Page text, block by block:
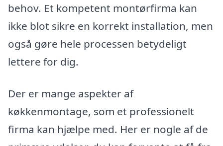
behov. Et kompetent montørfirma kan
ikke blot sikre en korrekt installation, men
også gøre hele processen betydeligt
lettere for dig.
Der er mange aspekter af
køkkenmontage, som et professionelt
firma kan hjælpe med. Her er nogle af de